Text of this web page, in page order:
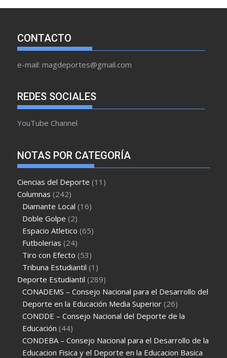
CONTACTO
e-mail: magdeportes@gmail.com
REDES SOCIALES
YouTube Channel
NOTAS POR CATEGORÍA
Ciencias del Deporte (11)
Columnas (242)
Diamante Local (16)
Doble Golpe (2)
Espacio Atletico (65)
Futbolerias (24)
Tiro con Efecto (53)
Tribuna Estudiantil (1)
Deporte Estudiantil (289)
CONADEMS – Consejo Nacional para el Desarrollo del
Deporte en la Educación Media Superior (26)
CONDDE – Consejo Nacional del Deporte de la
Educación (44)
CONDEBA – Consejo Nacional para el Desarrollo de la
Educacion Fisica y el Deporte en la Educacion Basica